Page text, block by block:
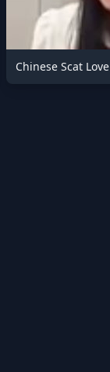
Chinese Scat Love